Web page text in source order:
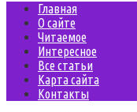
Главная
О сайте
Читаемое
Интересное
Все статьи
Карта сайта
Контакты